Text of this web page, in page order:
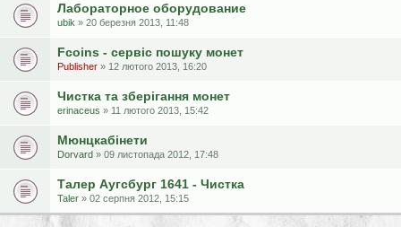
Лабораторное оборудование
ubik » 20 березня 2013, 11:48
Fсoins - сервіс пошуку монет
Publisher » 12 лютого 2013, 16:20
Чистка та зберігання монет
erinaceus » 11 лютого 2013, 15:42
Мюнцкабінети
Dorvard » 09 листопада 2012, 17:48
Талер Аугсбург 1641 - Чистка
Taler » 02 серпня 2012, 15:15